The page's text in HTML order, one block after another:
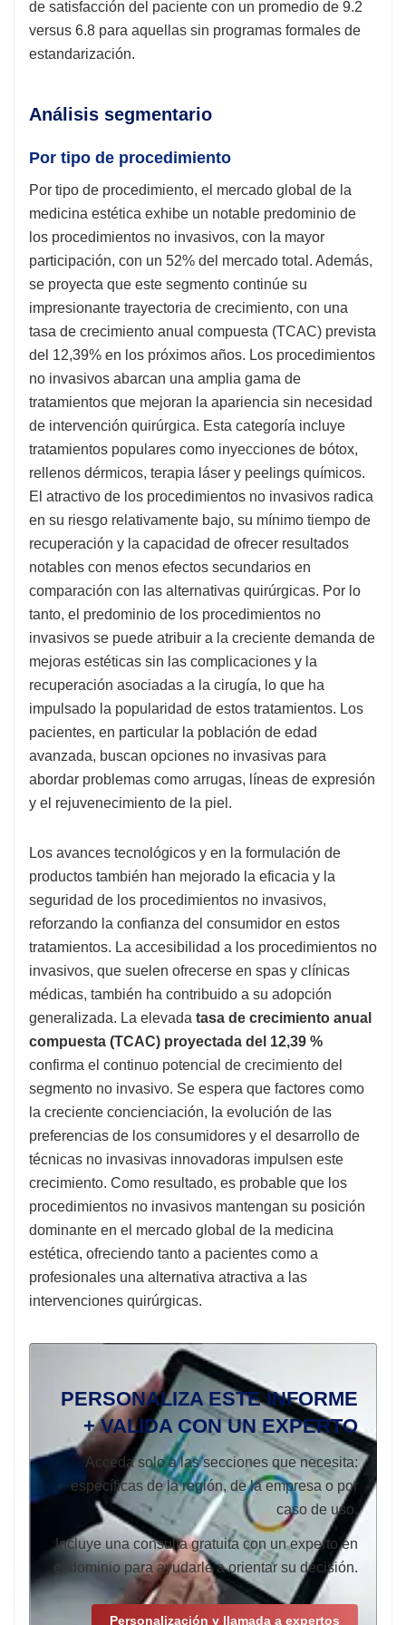
de satisfacción del paciente con un promedio de 9.2
versus 6.8 para aquellas sin programas formales de
estandarización.
Análisis segmentario
Por tipo de procedimiento
Por tipo de procedimiento, el mercado global de la
medicina estética exhibe un notable predominio de
los procedimientos no invasivos, con la mayor
participación, con un 52% del mercado total. Además,
se proyecta que este segmento continúe su
impresionante trayectoria de crecimiento, con una
tasa de crecimiento anual compuesta (TCAC) prevista
del 12,39% en los próximos años. Los procedimientos
no invasivos abarcan una amplia gama de
tratamientos que mejoran la apariencia sin necesidad
de intervención quirúrgica. Esta categoría incluye
tratamientos populares como inyecciones de bótox,
rellenos dérmicos, terapia láser y peelings químicos.
El atractivo de los procedimientos no invasivos radica
en su riesgo relativamente bajo, su mínimo tiempo de
recuperación y la capacidad de ofrecer resultados
notables con menos efectos secundarios en
comparación con las alternativas quirúrgicas. Por lo
tanto, el predominio de los procedimientos no
invasivos se puede atribuir a la creciente demanda de
mejoras estéticas sin las complicaciones y la
recuperación asociadas a la cirugía, lo que ha
impulsado la popularidad de estos tratamientos. Los
pacientes, en particular la población de edad
avanzada, buscan opciones no invasivas para
abordar problemas como arrugas, líneas de expresión
y el rejuvenecimiento de la piel.
Los avances tecnológicos y en la formulación de
productos también han mejorado la eficacia y la
seguridad de los procedimientos no invasivos,
reforzando la confianza del consumidor en estos
tratamientos. La accesibilidad a los procedimientos no
invasivos, que suelen ofrecerse en spas y clínicas
médicas, también ha contribuido a su adopción
generalizada. La elevada tasa de crecimiento anual
compuesta (TCAC) proyectada del 12,39 %
confirma el continuo potencial de crecimiento del
segmento no invasivo. Se espera que factores como
la creciente concienciación, la evolución de las
preferencias de los consumidores y el desarrollo de
técnicas no invasivas innovadoras impulsen este
crecimiento. Como resultado, es probable que los
procedimientos no invasivos mantengan su posición
dominante en el mercado global de la medicina
estética, ofreciendo tanto a pacientes como a
profesionales una alternativa atractiva a las
intervenciones quirúrgicas.
PERSONALIZA ESTE INFORME
+ VALIDA CON UN EXPERTO
Acceda solo a las secciones que necesita:
específicas de la región, de la empresa o por
caso de uso.
Incluye una consulta gratuita con un experto en
el dominio para ayudarle a orientar su decisión.
Personalización y llamada a expertos